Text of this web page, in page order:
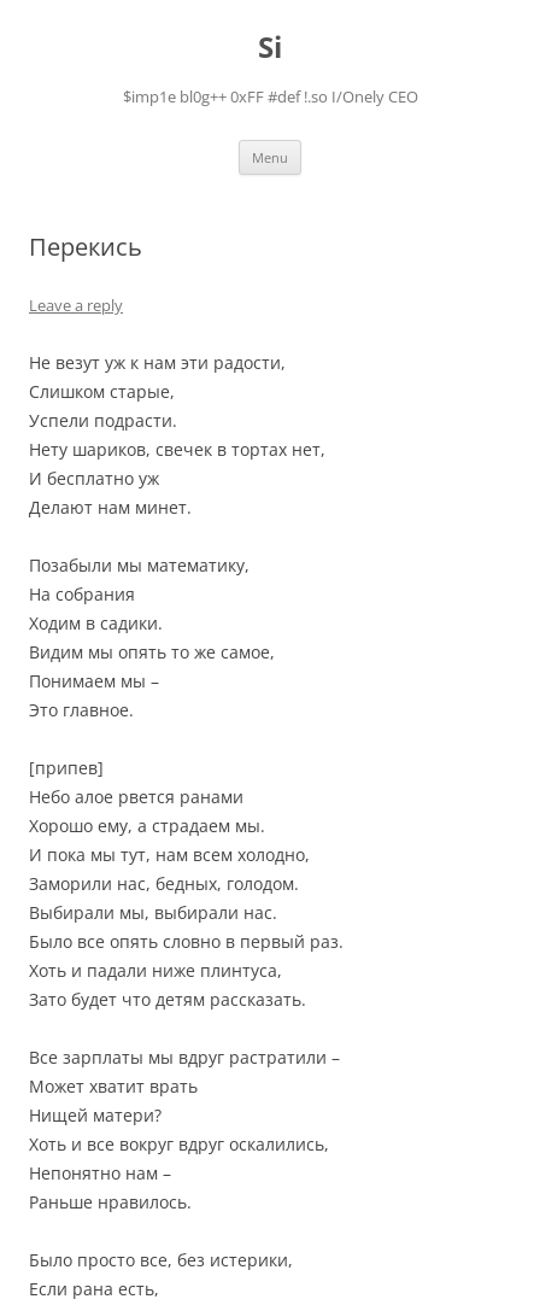
Si
$imp1e bl0g++ 0xFF #def !.so I/Onely CEO
Menu
Перекись
Leave a reply
Не везут уж к нам эти радости,
Слишком старые,
Успели подрасти.
Нету шариков, свечек в тортах нет,
И бесплатно уж
Делают нам минет.
Позабыли мы математику,
На собрания
Ходим в садики.
Видим мы опять то же самое,
Понимаем мы –
Это главное.
[припев]
Небо алое рвется ранами
Хорошо ему, а страдаем мы.
И пока мы тут, нам всем холодно,
Заморили нас, бедных, голодом.
Выбирали мы, выбирали нас.
Было все опять словно в первый раз.
Хоть и падали ниже плинтуса,
Зато будет что детям рассказать.
Все зарплаты мы вдруг растратили –
Может хватит врать
Нищей матери?
Хоть и все вокруг вдруг оскалились,
Непонятно нам –
Раньше нравилось.
Было просто все, без истерики,
Если рана есть,